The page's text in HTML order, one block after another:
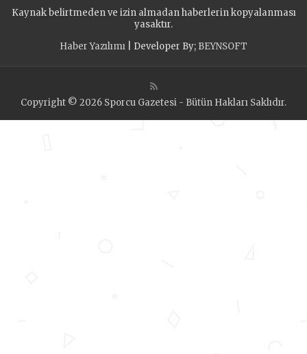
Kaynak belirtmeden ve izin almadan haberlerin kopyalanması
yasaktır.
Haber Yazılımı | Developer By; BEYNSOFT
Copyright © 2026 Sporcu Gazetesi - Bütün Hakları Saklıdır.